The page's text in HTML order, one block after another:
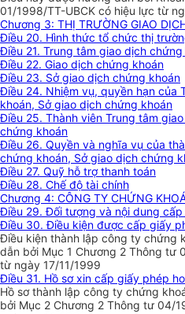
01/1998/TT-UBCK có hiệu lực từ
Chương 3: THỊ TRƯỜNG GIAO
Điều 20. Hình thức tổ chức thị
Điều 21. Trung tâm giao dịch
Điều 22. Giao dịch chứng khoán
Điều 23. Sở giao dịch chứng khoán
Điều 24. Nhiệm vụ, quyền hạn của
khoán, Sở giao dịch chứng khoán
Điều 25. Thành viên Trung tâm
chứng khoán
Điều 26. Quyền và nghĩa vụ của
chứng khoán, Sở giao dịch chứng
Điều 27. Quỹ hỗ trợ thanh toán
Điều 28. Chế độ tài chính
Chương 4: CÔNG TY CHỨNG
Điều 29. Đối tượng và nội dung
Điều 30. Điều kiện được cấp giấy
Điều kiện thành lập công ty chứng
dẫn bởi Mục 1 Chương 2 Thông tư
từ ngày 17/11/1999
Điều 31. Hồ sơ xin cấp giấy phép
Hồ sơ thành lập công ty chứng
bởi Mục 2 Chương 2 Thông tư 04/